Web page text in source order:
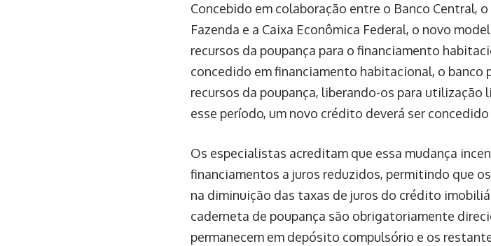
Concebido em colaboração entre o Banco Central,
Fazenda e a Caixa Econômica Federal, o novo
recursos da poupança para o financiamento
concedido em financiamento habitacional, o
recursos da poupança, liberando-os para utilização
esse período, um novo crédito deverá ser
Os especialistas acreditam que essa mudança
financiamentos a juros reduzidos, permitindo que
na diminuição das taxas de juros do crédito
caderneta de poupança são obrigatoriamente
permanecem em depósito compulsório e os